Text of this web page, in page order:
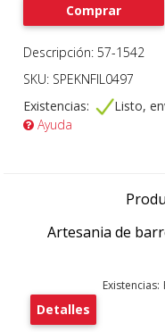
Comprar
Descripción: 57-1542
SKU: SPEKNFIL0497
Existencias:
Listo,
Ayuda
Artesania de
Existencias:
Detalles